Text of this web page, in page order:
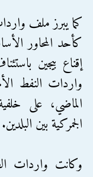
كما يبرز ملف
كأحد المحاور
إقناع بيجين
واردات النفط
الماضي، على
الجمركية بين البلدين.
وكانت واردات